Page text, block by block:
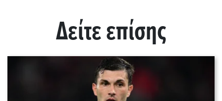
Δείτε επίσης